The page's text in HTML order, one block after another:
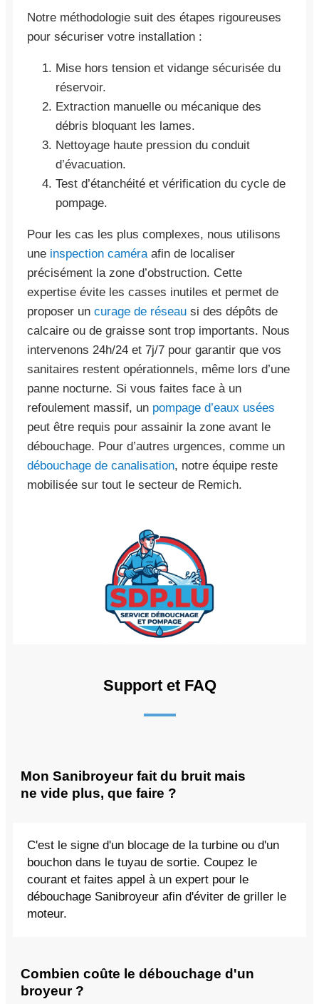
Notre méthodologie suit des étapes rigoureuses
pour sécuriser votre installation :
Mise hors tension et vidange sécurisée du
réservoir.
Extraction manuelle ou mécanique des
débris bloquant les lames.
Nettoyage haute pression du conduit
d’évacuation.
Test d’étanchéité et vérification du cycle de
pompage.
Pour les cas les plus complexes, nous utilisons
une inspection caméraafin de localiser
précisément la zone d’obstruction. Cette
expertise évite les casses inutiles et permet de
proposer un curage de réseau si des dépôts de
calcaire ou de graisse sont trop importants. Nous
intervenons 24h/24 et 7j/7 pour garantir que vos
sanitaires restent opérationnels, même lors d’une
panne nocturne. Si vous faites face à un
refoulement massif, un pompage d’eaux usées
peut être requis pour assainir la zone avant le
débouchage. Pour d’autres urgences, comme un
débouchage de canalisation, notre équipe reste
mobilisée sur tout le secteur de Remich.
Support et FAQ
Mon Sanibroyeur fait du bruit mais
ne vide plus, que faire ?
C'est le signe d'un blocage de la turbine ou d'un
bouchon dans le tuyau de sortie. Coupez le
courant et faites appel à un expert pour le
débouchage Sanibroyeur afin d'éviter de griller le
moteur.
Combien coûte le débouchage d'un
broyeur ?